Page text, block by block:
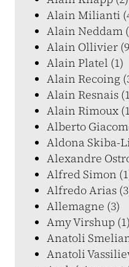
Alain Milianti
Alain Neddam
Alain Ollivier
Alain Platel (1)
Alain Recoing
Alain Resnais
Alain Rimoux
Alberto
Aldona Skiba-
Alexandre
Alfred Simon
Alfredo Arias
Allemagne (3)
Amy Virshup (1)
Anatoli
Anatoli